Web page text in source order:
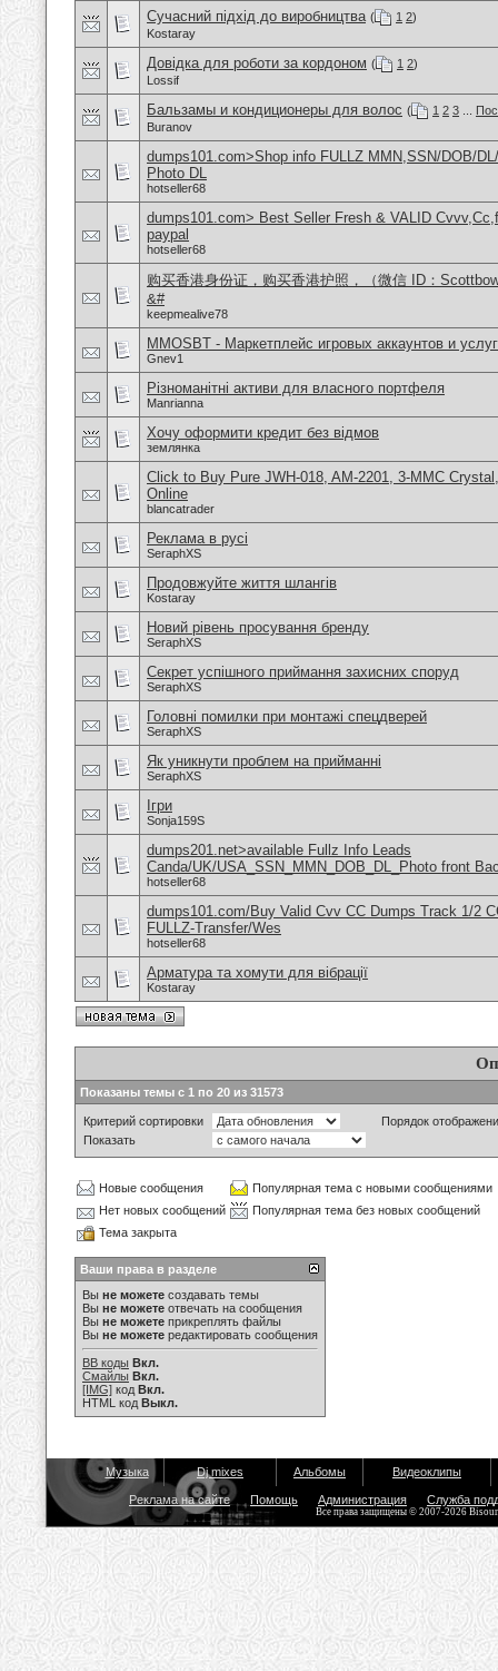
Сучасний підхід до виробництва ( 1 2)
Kostaray
Довідка для роботи за кордоном ( 1 2)
Lossif
Бальзамы и кондиционеры для волос ( 1 2 3
Buranov
dumps101.com>Shop info FULLZ MMN,SSN/DOB/
Photo DL
hotseller68
dumps101.com> Best Seller Fresh & VALID
paypal
hotseller68
购买香港身份证，购买香港护照，（微信 ID：
&#
keepmealive78
MMOSBT - Маркетплейс игровых аккаунтов и услуг
Gnev1
Різноманітні активи для власного портфеля
Manrianna
Хочу оформити кредит без відмов
землянка
Click to Buy Pure JWH-018, AM-2201, 3-MMC
Online
blancatrader
Реклама в русі
SeraphXS
Продовжуйте життя шлангів
Kostaray
Новий рівень просування бренду
SeraphXS
Секрет успішного приймання захисних споруд
SeraphXS
Головні помилки при монтажі спецдверей
SeraphXS
Як уникнути проблем на прийманні
SeraphXS
Ігри
Sonja159S
dumps201.net>available Fullz Info Leads
Canda/UK/USA_SSN_MMN_DOB_DL_Photo front
hotseller68
dumps101.com/Buy Valid Cvv CC Dumps Track 1/2
FULLZ-Transfer/Wes
hotseller68
Арматура та хомути для вібрації
Kostaray
Показаны темы с 1 по 20 из 31573
Критерий сортировки
Порядок
Показать
Новые сообщения
Популярная тема с новыми сообщениями
Нет новых сообщений
Популярная тема без новых сообщений
Тема закрыта
Ваши права в разделе
Вы не можете создавать темы
Вы не можете отвечать на сообщения
Вы не можете прикреплять файлы
Вы не можете редактировать сообщения
BB коды Вкл.
Смайлы Вкл.
[IMG] код Вкл.
HTML код Выкл.
Музыка Dj mixes Альбомы Видеоклипы
Реклама на сайте Помощь Администрация Служба
Все права защищены © 2007-2026